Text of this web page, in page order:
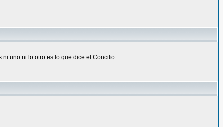
uno ni lo otro es lo que dice el Concilio.